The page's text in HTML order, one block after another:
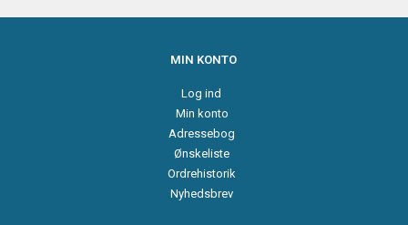
MIN KONTO
Log ind
Min konto
Adressebog
Ønskeliste
Ordrehistorik
Nyhedsbrev